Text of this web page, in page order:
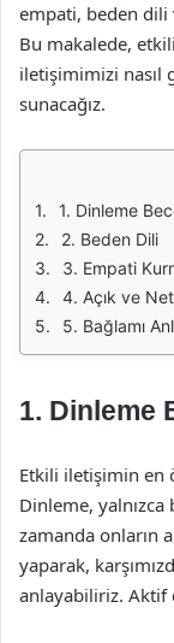
empati, beden dili
Bu makalede,
iletişimimizi nasıl
sunacağız.
1. Dinleme
2. Beden Dili
3. Empati
4. Açık ve
5. Bağlamı
1. Dinleme
Etkili iletişimin en
Dinleme,
zamanda onların
yaparak,
anlayabiliriz. Aktif